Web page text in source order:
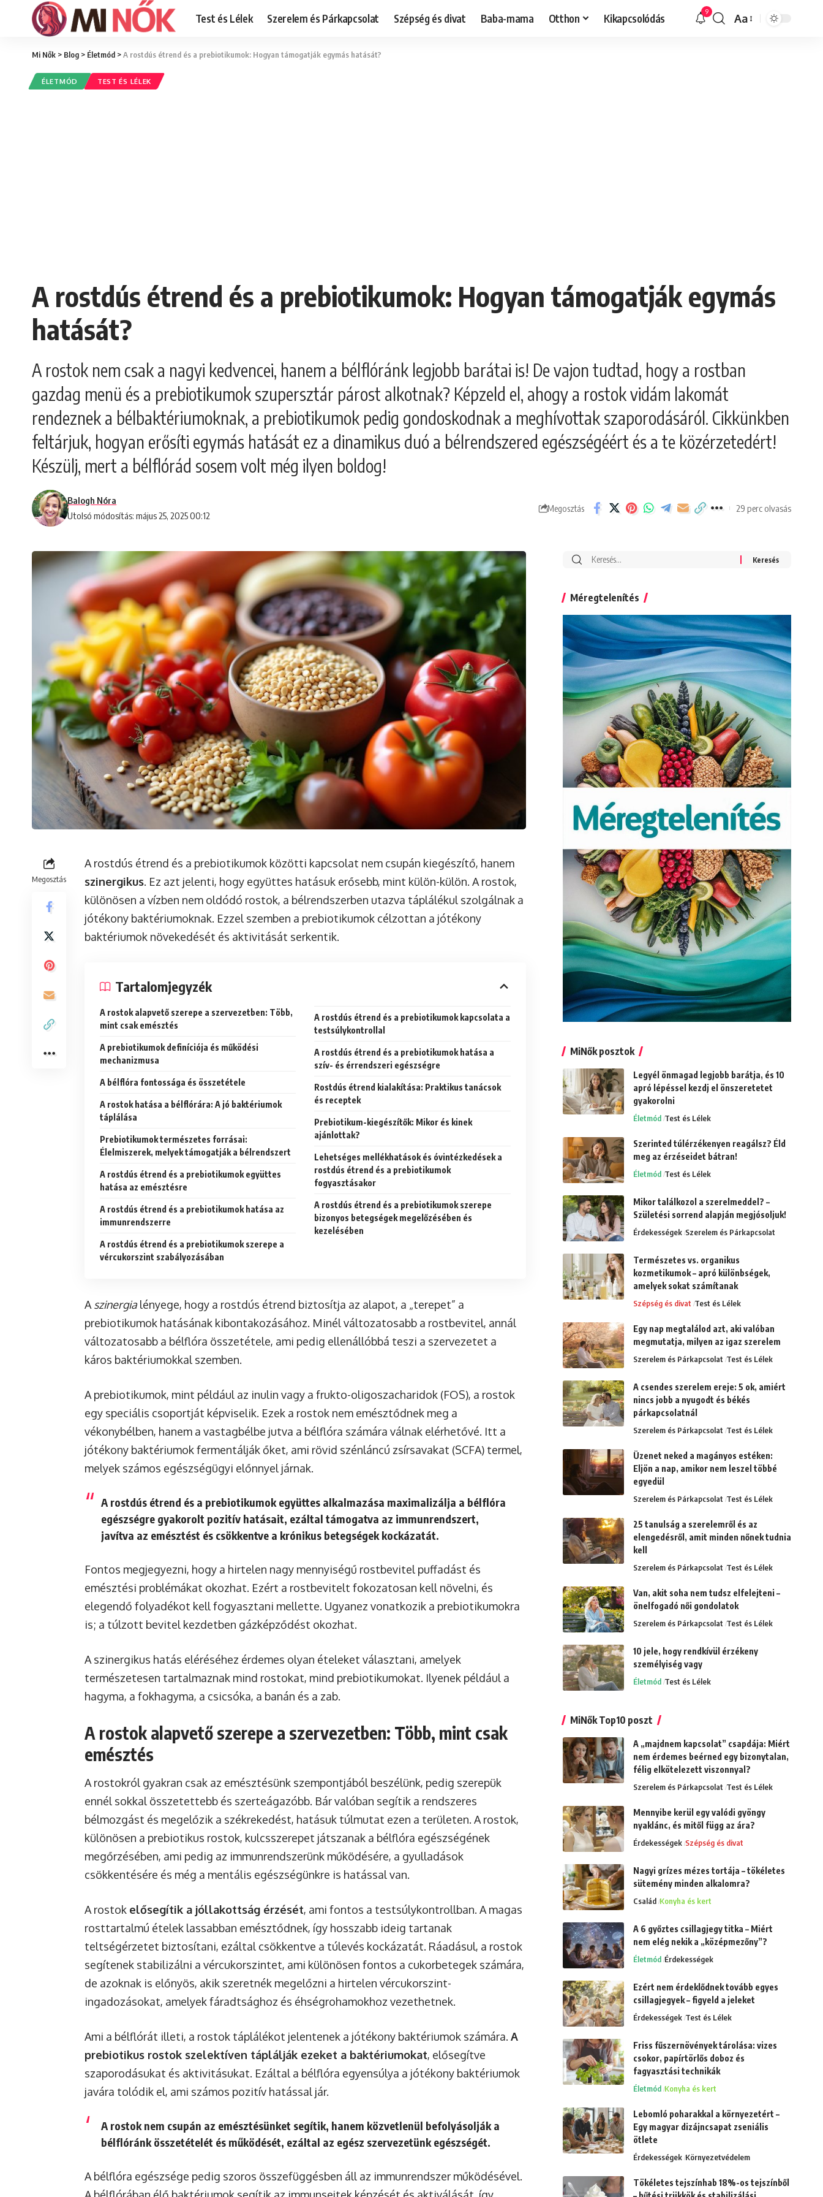
Test és Lélek Szerelem és Párkapcsolat Szépség és divat Baba-mama Otthon Kikapcsolódás 9
Font
Aa
Mi Nők > Blog > Életmód >A rostdús étrend és a prebiotikumok: Hogyan támogatják egymás hatását?
ÉLETMÓD TEST ÉS LÉLEK
A rostdús étrend és a prebiotikumok: Hogyan támogatják egymás
hatását?
A rostok nem csak a nagyi kedvencei, hanem a bélflóránk legjobb barátai is! De vajon tudtad, hogy a rostban
gazdag menü és a prebiotikumok szupersztár párost alkotnak? Képzeld el, ahogy a rostok vidám lakomát
rendeznek a bélbaktériumoknak, a prebiotikumok pedig gondoskodnak a meghívottak szaporodásáról. Cikkünkben
feltárjuk, hogyan erősíti egymás hatását ez a dinamikus duó a bélrendszered egészségéért és a te közérzetedért!
Készülj, mert a bélflórád sosem volt még ilyen boldog!
Utolsó módosítás: május 25, 2025 00:12
Balogh Nóra
Megosztás 29 perc olvasás
Megosztás
A rostdús étrend és a prebiotikumok közötti kapcsolat nem csupán kiegészítő, hanem
szinergikus. Ez azt jelenti, hogy együttes hatásuk erősebb, mint külön-külön. A rostok,
különösen a vízben nem oldódó rostok, a bélrendszerben utazva táplálékul szolgálnak a
jótékony baktériumoknak. Ezzel szemben a prebiotikumok célzottan a jótékony
baktériumok növekedését és aktivitását serkentik.
Tartalomjegyzék
A rostok alapvető szerepe a szervezetben: Több,
mint csak emésztés
A prebiotikumok definíciója és működési
mechanizmusa
A bélflóra fontossága és összetétele
A rostok hatása a bélflórára: A jó baktériumok
táplálása
Prebiotikumok természetes forrásai:
Élelmiszerek, melyek támogatják a bélrendszert
A rostdús étrend és a prebiotikumok együttes
hatása az emésztésre
A rostdús étrend és a prebiotikumok hatása az
immunrendszerre
A rostdús étrend és a prebiotikumok szerepe a
vércukorszint szabályozásában
A rostdús étrend és a prebiotikumok kapcsolata a
testsúlykontrollal
A rostdús étrend és a prebiotikumok hatása a
szív- és érrendszeri egészségre
Rostdús étrend kialakítása: Praktikus tanácsok
és receptek
Prebiotikum-kiegészítők: Mikor és kinek
ajánlottak?
Lehetséges mellékhatások és óvintézkedések a
rostdús étrend és a prebiotikumok
fogyasztásakor
A rostdús étrend és a prebiotikumok szerepe
bizonyos betegségek megelőzésében és
kezelésében
A szinergialényege, hogy a rostdús étrend biztosítja az alapot, a „terepet” a
prebiotikumok hatásának kibontakozásához. Minél változatosabb a rostbevitel, annál
változatosabb a bélflóra összetétele, ami pedig ellenállóbbá teszi a szervezetet a
káros baktériumokkal szemben.
A prebiotikumok, mint például az inulin vagy a frukto-oligoszacharidok (FOS), a rostok
egy speciális csoportját képviselik. Ezek a rostok nem emésztődnek meg a
vékonybélben, hanem a vastagbélbe jutva a bélflóra számára válnak elérhetővé. Itt a
jótékony baktériumok fermentálják őket, ami rövid szénláncú zsírsavakat (SCFA) termel,
melyek számos egészségügyi előnnyel járnak.
A rostdús étrend és a prebiotikumok együttes alkalmazása maximalizálja a bélflóra
egészségre gyakorolt pozitív hatásait, ezáltal támogatva az immunrendszert,
javítva az emésztést és csökkentve a krónikus betegségek kockázatát.
Fontos megjegyezni, hogy a hirtelen nagy mennyiségű rostbevitel puffadást és
emésztési problémákat okozhat. Ezért a rostbevitelt fokozatosan kell növelni, és
elegendő folyadékot kell fogyasztani mellette. Ugyanez vonatkozik a prebiotikumokra
is; a túlzott bevitel kezdetben gázképződést okozhat.
A szinergikus hatás eléréséhez érdemes olyan ételeket választani, amelyek
természetesen tartalmaznak mind rostokat, mind prebiotikumokat. Ilyenek például a
hagyma, a fokhagyma, a csicsóka, a banán és a zab.
A rostok alapvető szerepe a szervezetben: Több, mint csak
emésztés
A rostokról gyakran csak az emésztésünk szempontjából beszélünk, pedig szerepük
ennél sokkal összetettebb és szerteágazóbb. Bár valóban segítik a rendszeres
bélmozgást és megelőzik a székrekedést, hatásuk túlmutat ezen a területen. A rostok,
különösen a prebiotikus rostok, kulcsszerepet játszanak a bélflóra egészségének
megőrzésében, ami pedig az immunrendszerünk működésére, a gyulladások
csökkentésére és még a mentális egészségünkre is hatással van.
A rostok elősegítik a jóllakottság érzését, ami fontos a testsúlykontrollban. A magas
rosttartalmú ételek lassabban emésztődnek, így hosszabb ideig tartanak
teltségérzetet biztosítani, ezáltal csökkentve a túlevés kockázatát. Ráadásul, a rostok
segítenek stabilizálni a vércukorszintet, ami különösen fontos a cukorbetegek számára,
de azoknak is előnyös, akik szeretnék megelőzni a hirtelen vércukorszint-
ingadozásokat, amelyek fáradtsághoz és éhségrohamokhoz vezethetnek.
Ami a bélflórát illeti, a rostok táplálékot jelentenek a jótékony baktériumok számára. A
prebiotikus rostok szelektíven táplálják ezeket a baktériumokat, elősegítve
szaporodásukat és aktivitásukat. Ezáltal a bélflóra egyensúlya a jótékony baktériumok
javára tolódik el, ami számos pozitív hatással jár.
A rostok nem csupán az emésztésünket segítik, hanem közvetlenül befolyásolják a
bélflóránk összetételét és működését, ezáltal az egész szervezetünk egészségét.
A bélflóra egészsége pedig szoros összefüggésben áll az immunrendszer működésével.
Search
Méregtelenítés
MiNők posztok
Legyél önmagad legjobb barátja, és 10
apró lépéssel kezdj el önszeretetet
gyakorolni
Életmód Test és Lélek
Szerinted túlérzékenyen reagálsz? Éld
meg az érzéseidet bátran!
Életmód Test és Lélek
Mikor találkozol a szerelmeddel? –
Születési sorrend alapján megjósoljuk!
Érdekességek Szerelem és Párkapcsolat
Természetes vs. organikus
kozmetikumok – apró különbségek,
amelyek sokat számítanak
Szépség és divat Test és Lélek
Egy nap megtalálod azt, aki valóban
megmutatja, milyen az igaz szerelem
Szerelem és Párkapcsolat Test és Lélek
A csendes szerelem ereje: 5 ok, amiért
nincs jobb a nyugodt és békés
párkapcsolatnál
Szerelem és Párkapcsolat Test és Lélek
Üzenet neked a magányos estéken:
Eljön a nap, amikor nem leszel többé
egyedül
Szerelem és Párkapcsolat Test és Lélek
25 tanulság a szerelemről és az
elengedésről, amit minden nőnek tudnia
kell
Szerelem és Párkapcsolat Test és Lélek
Van, akit soha nem tudsz elfelejteni –
önelfogadó női gondolatok
Szerelem és Párkapcsolat Test és Lélek
10 jele, hogy rendkívül érzékeny
személyiség vagy
Életmód Test és Lélek
MiNők Top10 poszt
A „majdnem kapcsolat” csapdája: Miért
nem érdemes beérned egy bizonytalan,
félig elkötelezett viszonnyal?
Szerelem és Párkapcsolat Test és Lélek
Mennyibe kerül egy valódi gyöngy
nyaklánc, és mitől függ az ára?
Érdekességek Szépség és divat
Nagyi grízes mézes tortája – tökéletes
sütemény minden alkalomra?
Család Konyha és kert
A 6 győztes csillagjegy titka – Miért
nem elég nekik a „középmezőny”?
Életmód Érdekességek
Ezért nem érdeklődnek tovább egyes
csillagjegyek – figyeld a jeleket
Érdekességek Test és Lélek
Friss fűszernövények tárolása: vizes
csokor, papírtörlős doboz és
fagyasztási technikák
Életmód Konyha és kert
Lebomló poharakkal a környezetért –
Egy magyar dizájncsapat zseniális
ötlete
Érdekességek Környezetvédelem
Tökéletes tejszínhab 18%-os tejszínből